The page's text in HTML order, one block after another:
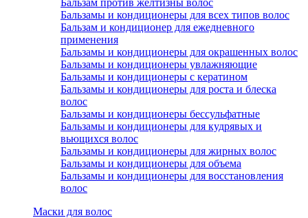
Бальзам против желтизны волос
Бальзамы и кондиционеры для всех типов волос
Бальзам и кондиционер для ежедневного
применения
Бальзамы и кондиционеры для окрашенных волос
Бальзамы и кондиционеры увлажняющие
Бальзамы и кондиционеры с кератином
Бальзамы и кондиционеры для роста и блеска
волос
Бальзамы и кондиционеры бессульфатные
Бальзамы и кондиционеры для кудрявых и
вьющихся волос
Бальзамы и кондиционеры для жирных волос
Бальзамы и кондиционеры для объема
Бальзамы и кондиционеры для восстановления
волос
Маски для волос